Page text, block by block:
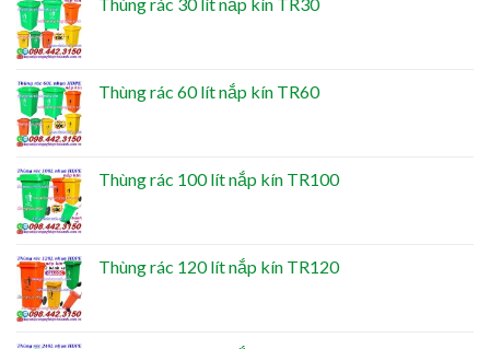
Thùng rác 30 lít nắp kín TR30
Thùng rác 60 lít nắp kín TR60
Thùng rác 100 lít nắp kín TR100
Thùng rác 120 lít nắp kín TR120